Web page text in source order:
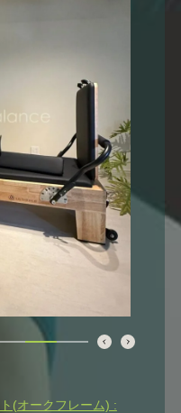
(オークフレーム) :